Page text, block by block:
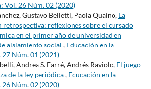
Vol. 26 Núm. 02 (2020)
Gustavo Belletti, Paola Quaino, La
retrospectiva: reflexiones sobre el cursado
en el primer año de universidad en
aislamiento social , Educación en la
Núm. 01 (2021)
Andrea S. Farré, Andrés Raviolo, El juego
de la ley periódica, Educación en la
Núm. 02 (2020)